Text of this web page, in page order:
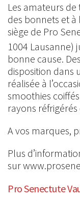
Les amateurs
des bonnets et
siège de Pro
1004 Lausanne)
bonne cause.
disposition dans
réalisée à
smoothies
rayons
A vos marques,
Plus
sur
Pro Senectute